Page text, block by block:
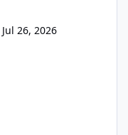
Jul 26, 2026